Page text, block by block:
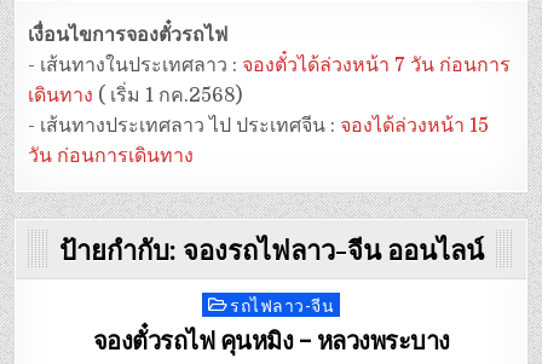
เงื่อนไขการจองตั๋วรถไฟ
- เส้นทางในประเทศลาว : จองตั๋วได้ล่วงหน้า 7 วัน ก่อนการ
เดินทาง ( เริ่ม 1 กค.2568)
- เส้นทางประเทศลาว ไป ประเทศจีน : จองได้ล่วงหน้า 15
วัน ก่อนการเดินทาง
ป้ายกำกับ: จองรถไฟลาว-จีน ออนไลน์
Posted
in
รถไฟลาว-จีน
จองตั๋วรถไฟ คุนหมิง – หลวงพระบาง